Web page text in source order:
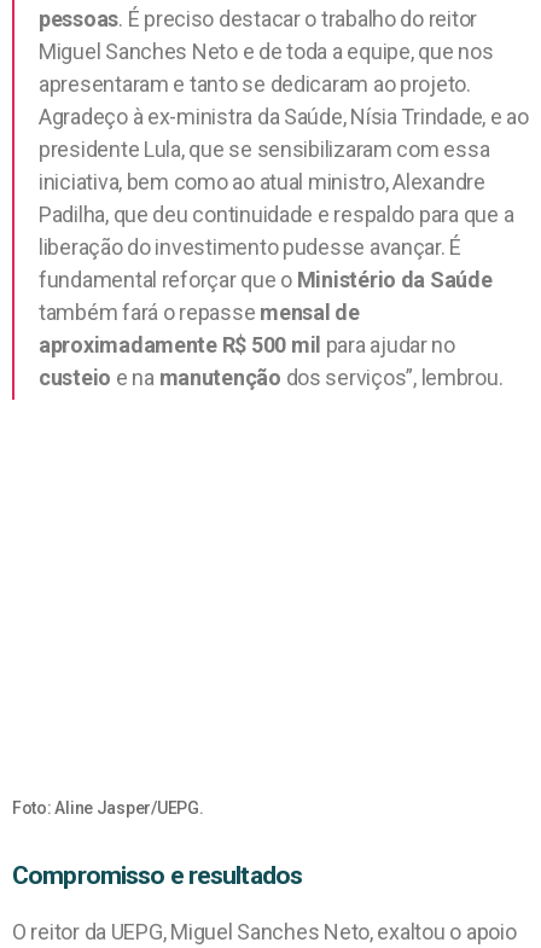
pessoas. É preciso destacar o trabalho do reitor
Miguel Sanches Neto e de toda a equipe, que nos
apresentaram e tanto se dedicaram ao projeto.
Agradeço à ex-ministra da Saúde, Nísia Trindade, e ao
presidente Lula, que se sensibilizaram com essa
iniciativa, bem como ao atual ministro, Alexandre
Padilha, que deu continuidade e respaldo para que a
liberação do investimento pudesse avançar. É
fundamental reforçar que o Ministério da Saúde
também fará o repasse mensal de
aproximadamente R$ 500 mil para ajudar no
custeio e na manutenção dos serviços”, lembrou.
Foto: Aline Jasper/UEPG.
Compromisso e resultados
O reitor da UEPG, Miguel Sanches Neto, exaltou o apoio